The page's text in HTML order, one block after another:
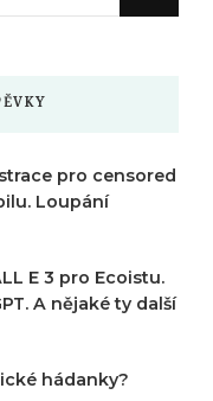
pro censored
Loupání
E 3 pro Ecoistu.
A nějaké ty další
hádanky?